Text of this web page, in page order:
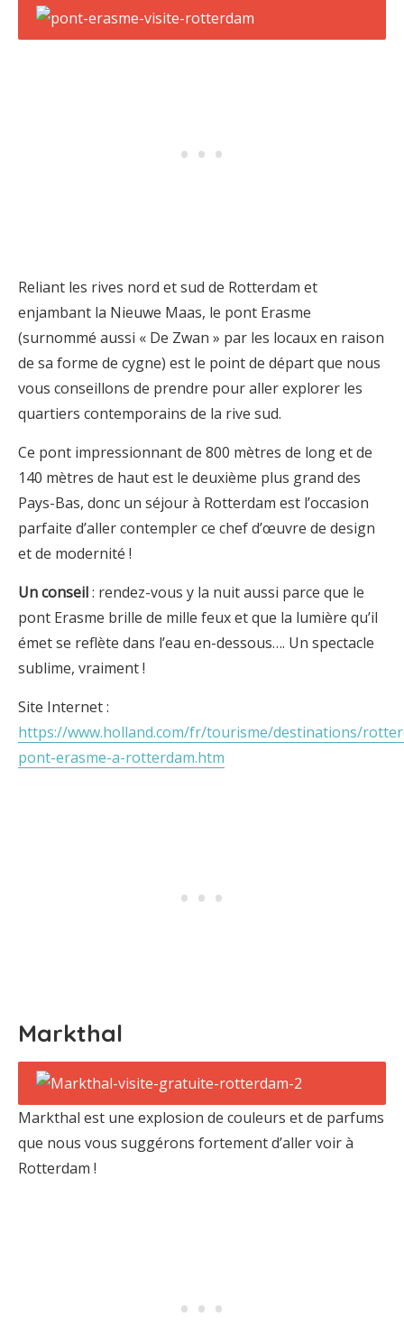
Reliant les rives nord et sud de Rotterdam et
enjambant la Nieuwe Maas, le pont Erasme
(surnommé aussi « De Zwan » par les locaux en raison
de sa forme de cygne) est le point de départ que nous
vous conseillons de prendre pour aller explorer les
quartiers contemporains de la rive sud.
Ce pont impressionnant de 800 mètres de long et de
140 mètres de haut est le deuxième plus grand des
Pays-Bas, donc un séjour à Rotterdam est l’occasion
parfaite d’aller contempler ce chef d’œuvre de design
et de modernité !
Un conseil: rendez-vous y la nuit aussi parce que le
pont Erasme brille de mille feux et que la lumière qu’il
émet se reflète dans l’eau en-dessous…. Un spectacle
sublime, vraiment !
Site Internet :
https://www.holland.com/fr/tourisme/destinations/
pont-erasme-a-rotterdam.htm
Markthal
Markthal est une explosion de couleurs et de parfums
que nous vous suggérons fortement d’aller voir à
Rotterdam !